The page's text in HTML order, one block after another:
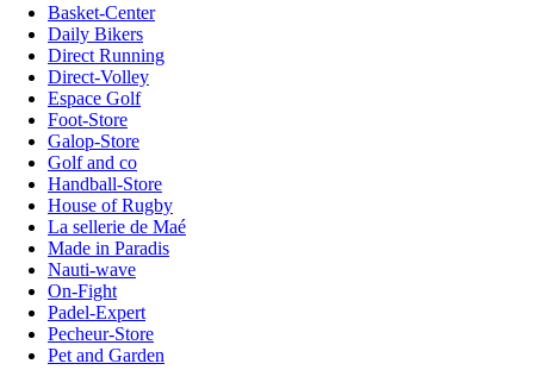
Basket-Center
Daily Bikers
Direct Running
Direct-Volley
Espace Golf
Foot-Store
Galop-Store
Golf and co
Handball-Store
House of Rugby
La sellerie de Maé
Made in Paradis
Nauti-wave
On-Fight
Padel-Expert
Pecheur-Store
Pet and Garden